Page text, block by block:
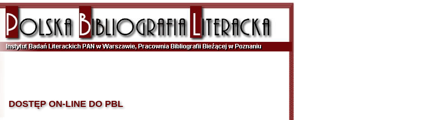
DOSTĘP ON-LINE DO PBL